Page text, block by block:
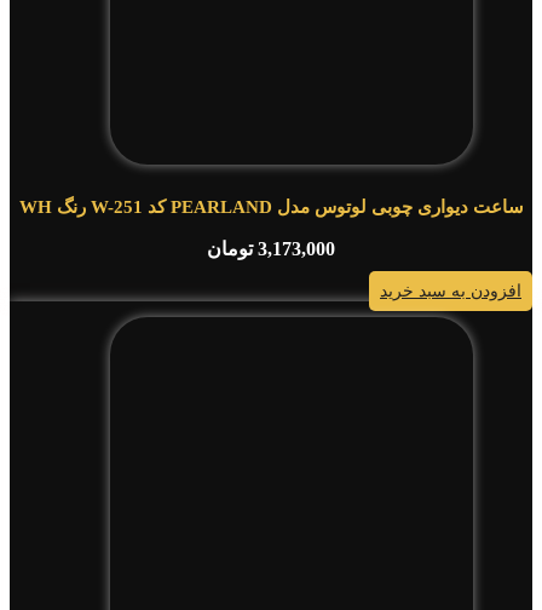
ساعت دیواری چوبی لوتوس مدل PEARLAND کد W-251 رنگ WH
3,173,000 تومان
افزودن به سبد خرید